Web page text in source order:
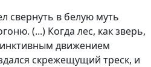
свернуть в белую муть
(...) Когда лес, как зверь,
движением
скрежещущий треск, и